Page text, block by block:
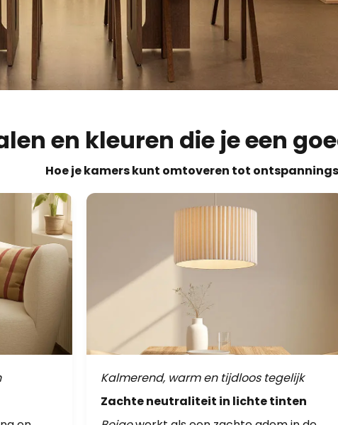
en kleuren die je een
Hoe je kamers kunt omtoveren tot
Kalmerend, warm en tijdloos tegelijk
Zachte neutraliteit in lichte tinten